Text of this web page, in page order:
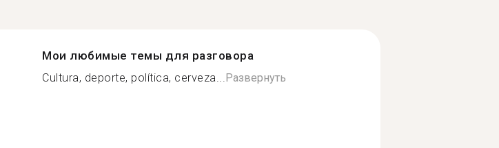
Мои любимые темы для разговора
Cultura, deporte, política, cerveza...Развернуть